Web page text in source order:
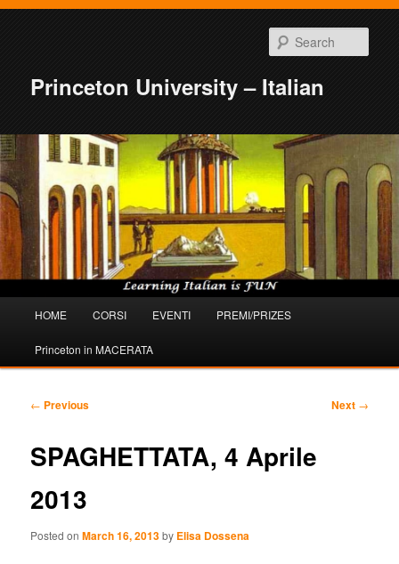
Princeton University – Italian
Skip
to
Skip
to
HOME CORSI EVENTI PREMI/PRIZES
Princeton in MACERATA
Post
← Previous Next →
SPAGHETTATA, 4 Aprile
2013
Posted onMarch 16, 2013by Elisa Dossena